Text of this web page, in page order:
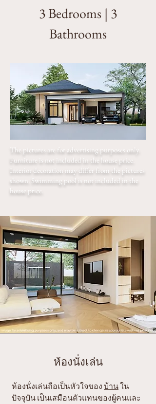
3 Bedrooms | 3
Bathrooms
The pictures are for advertising purposes only.
Furniture is not included in the house price.
Interior decoration may differ from the pictures
shown. Swimming pool is not included in the
house price.
ห้องนั่งเล่น
ห้องนั่งเล่นถือเป็นหัวใจของบ้านใน
ปัจจุบัน เป็นเสมือนตัวแทนของผู้คนและ